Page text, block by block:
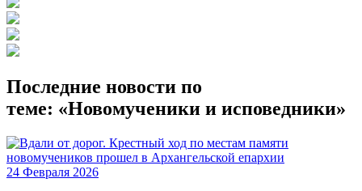
Последние новости по
теме: «Новомученики и исповедники»
24 Февраля 2026